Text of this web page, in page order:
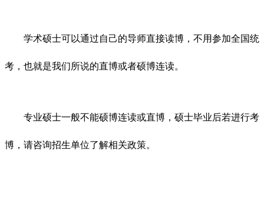
学术硕士可以通过自己的导师直接读博，不用参加全国统
考，也就是我们所说的直博或者硕博连读。
专业硕士一般不能硕博连读或直博，硕士毕业后若进行考
博，请咨询招生单位了解相关政策。